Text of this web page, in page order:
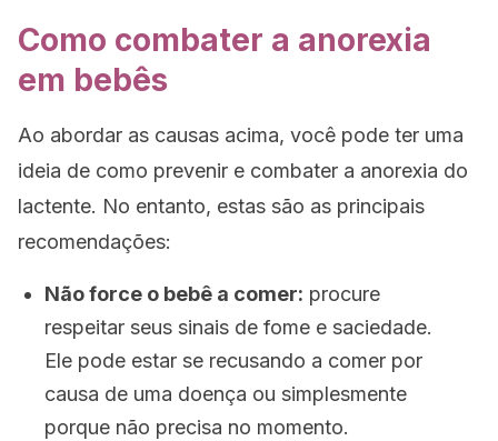
Como combater a anorexia
em bebês
Ao abordar as causas acima, você pode ter uma
ideia de como prevenir e combater a anorexia do
lactente. No entanto, estas são as principais
recomendações:
Não force o bebê a comer: procure
respeitar seus sinais de fome e saciedade.
Ele pode estar se recusando a comer por
causa de uma doença ou simplesmente
porque não precisa no momento.